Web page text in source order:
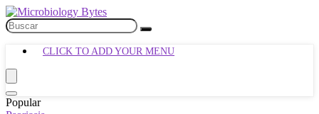
CLICK TO ADD YOUR MENU
Popular